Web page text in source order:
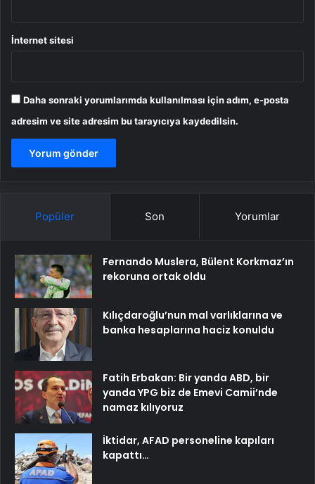
İnternet sitesi
Daha sonraki yorumlarımda kullanılması için adım, e-posta
adresim ve site adresim bu tarayıcıya kaydedilsin.
Popüler Son Yorumlar
Fernando Muslera, Bülent Korkmaz’ın
rekoruna ortak oldu
Kılıçdaroğlu’nun mal varlıklarına ve
banka hesaplarına haciz konuldu
Fatih Erbakan: Bir yanda ABD, bir
yanda YPG biz de Emevi Camii’nde
namaz kılıyoruz
İktidar, AFAD personeline kapıları
kapattı…